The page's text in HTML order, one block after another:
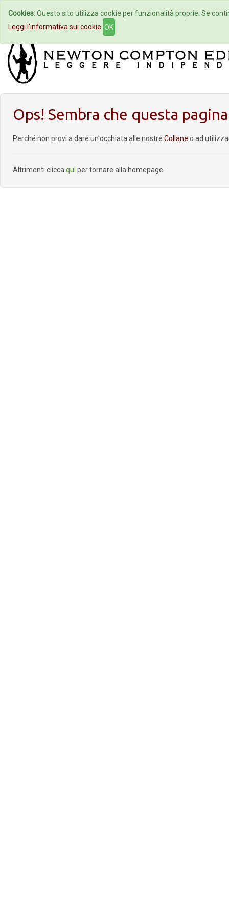
Home Autori Eventi
Ops! Sembra che questa
Perché non provi a dare un'occhiata alle nostre Collane o ad
Altrimenti clicca qui per tornare alla homepage.
Cookies:Questo sito utilizza cookie per funzionalità proprie. Se
Leggi l'informativa sui cookie OK